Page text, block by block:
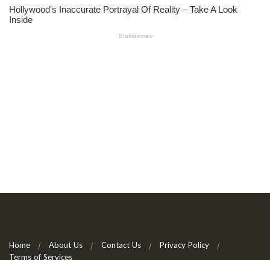
Home About Us Contact Us
Privacy Policy